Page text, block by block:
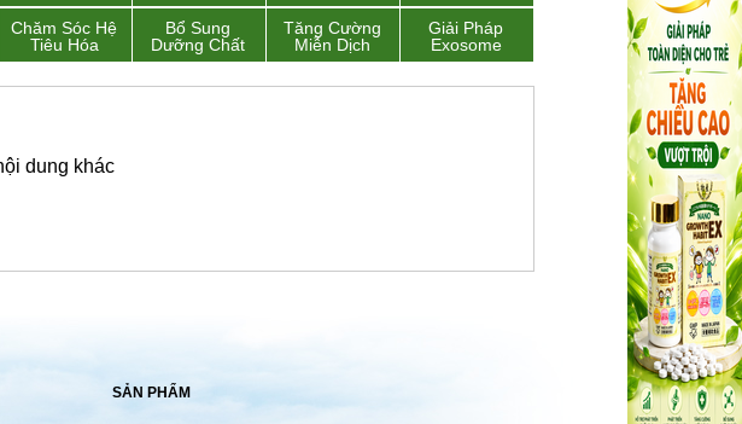
Chăm Sóc Hệ
Tiêu Hóa
Bổ Sung
Dưỡng Chất
Tăng Cường
Miễn Dịch
Giải Pháp
Exosome
dung khác
SẢN PHẨM